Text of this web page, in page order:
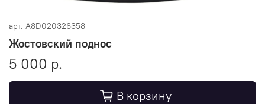
арт. A8D020326358
Жостовский поднос
5 000 р.
В корзину